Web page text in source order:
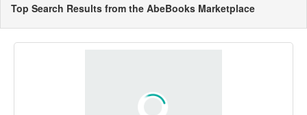
Top Search Results from the AbeBooks Marketplace